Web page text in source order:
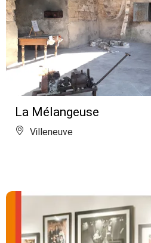
La Mélangeuse
Villeneuve